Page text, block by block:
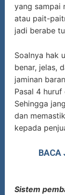
yang sampai
atau pait-
jadi berabe
Soalnya hak
benar, jelas,
jaminan
Pasal 4 huruf
Sehingga
dan
kepada
BACA
Sistem